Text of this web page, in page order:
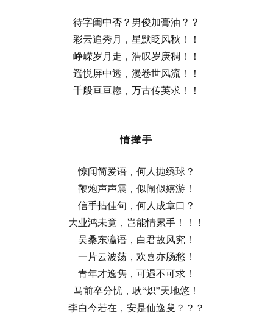
待字闺中否？男俊加膏油？？
彩云追秀月，星默眨风秋！！
峥嵘岁月走，浩叹岁庚稠！！
遥悦屏中透，漫卷世风流！！
千般亘亘愿，万古传英求！！
情撵手
惊闻简爱语，何人抛绣球？
鞭炮声声震，似闹似嬉游！
信手拈佳句，何人成章口？
大业鸿未竟，岂能情累手！！！
吴桑东瀛语，白君故风究！
一片云波荡，欢喜亦肠愁！
青年才逸隽，可遇不可求！
马前卒分忧，耿“炽”天地悠！
李白今若在，安是仙逸叟？？？